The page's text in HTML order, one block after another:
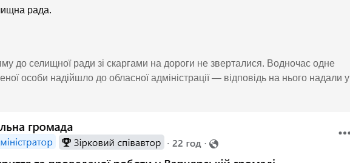
рада.
до селищної ради зі скаргами на дороги не зверталися. Водночас одне
особи надійшло до обласної адміністрації — відповідь на нього надали у